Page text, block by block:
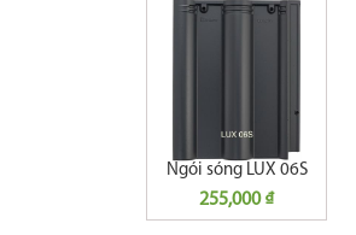
Ngói sóng LUX 06S
255,000 ₫